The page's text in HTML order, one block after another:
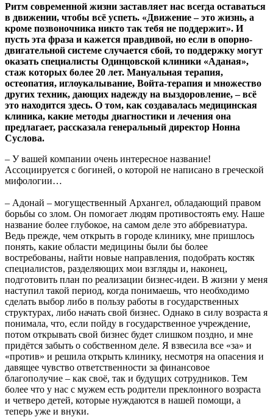
Ритм современной жизни заставляет нас всегда оставаться
в движении, чтобы всё успеть. «Движение – это жизнь, а
кроме позвоночника никто так тебя не поддержит». И
пусть эта фраза и кажется правдивой, но если в опорно-
двигательной системе случается сбой, то поддержку могут
оказать специалисты Одинцовской клиники «Аданая»,
стаж которых более 20 лет. Мануальная терапия,
остеопатия, иглоукалывание, Войта-терапия и множество
других техник, дающих надежду на выздоровление, – всё
это находится здесь. О том, как создавалась медицинская
клиника, какие методы диагностики и лечения она
предлагает, рассказала генеральный директор Нонна
Суслова.
– У вашей компании очень интересное название!
Ассоциируется с богиней, о которой не написано в греческой
мифологии…
– Адонай – могущественный Архангел, обладающий правом
борьбы со злом. Он помогает людям противостоять ему. Наше
название более глубокое, на самом деле это аббревиатура.
Ведь прежде, чем открыть в городе клинику, мне пришлось
понять, какие области медицины были бы более
востребованы, найти новые направления, подобрать костяк
специалистов, разделяющих мои взгляды и, наконец,
подготовить план по реализации бизнес-идеи. В жизни у меня
наступил такой период, когда понимаешь, что необходимо
сделать выбор либо в пользу работы в государственных
структурах, либо начать свой бизнес. Однако в силу возраста я
понимала, что, если пойду в государственное учреждение,
потом открывать свой бизнес будет слишком поздно, и мне
придётся забыть о собственном деле. Я взвесила все «за» и
«против» и решила открыть клинику, несмотря на опасения и
давящее чувство ответственности за финансовое
благополучие – как своё, так и будущих сотрудников. Тем
более что у нас с мужем есть родители преклонного возраста
и четверо детей, которые нуждаются в нашей помощи, а
теперь уже и внуки.